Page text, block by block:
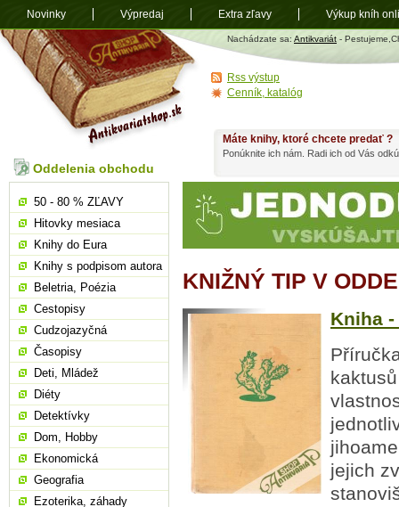
Antikvariát
shop.sk
Nachádzate sa: Antikvariát -
KNIŽNÝ TIP V
Kniha
jejich
Máte knihy, ktoré chcete predať ?
Ponúknite ich nám. Radi ich od Vás
Oddelenia obchodu
50 - 80 % ZĽAVY
Hitovky mesiaca
Knihy do Eura
Knihy s podpisom autora
Beletria, Poézia
Cestopisy
Cudzojazyčná
Časopisy
Deti, Mládež
Diéty
Detektívky
Dom, Hobby
Ekonomická
Geografia
Ezoterika, záhady
Rss výstup
Cenník, katalóg
Novinky Výpredaj Extra zľavy Výkup kníh